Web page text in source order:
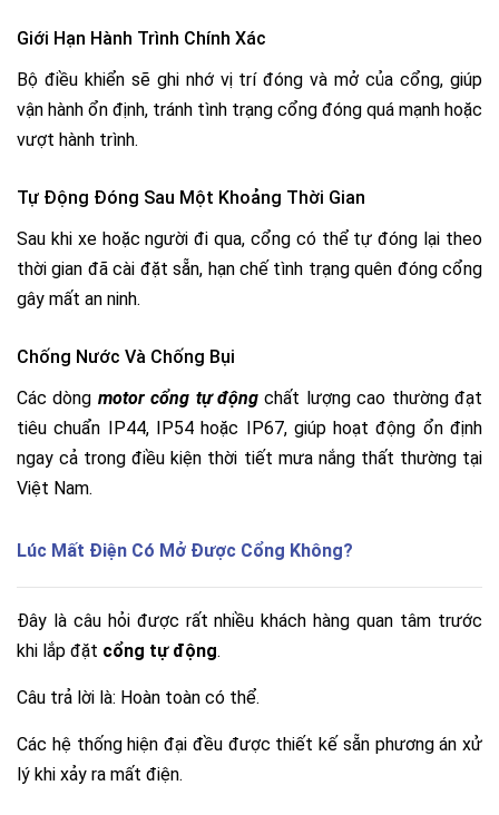
Giới Hạn Hành Trình Chính Xác
Bộ điều khiển sẽ ghi nhớ vị trí đóng và mở của cổng, giúp
vận hành ổn định, tránh tình trạng cổng đóng quá mạnh hoặc
vượt hành trình.
Tự Động Đóng Sau Một Khoảng Thời Gian
Sau khi xe hoặc người đi qua, cổng có thể tự đóng lại theo
thời gian đã cài đặt sẵn, hạn chế tình trạng quên đóng cổng
gây mất an ninh.
Chống Nước Và Chống Bụi
Các dòng motor cổng tự động chất lượng cao thường đạt
tiêu chuẩn IP44, IP54 hoặc IP67, giúp hoạt động ổn định
ngay cả trong điều kiện thời tiết mưa nắng thất thường tại
Việt Nam.
Lúc Mất Điện Có Mở Được Cổng Không?
Đây là câu hỏi được rất nhiều khách hàng quan tâm trước
khi lắp đặt cổng tự động.
Câu trả lời là: Hoàn toàn có thể.
Các hệ thống hiện đại đều được thiết kế sẵn phương án xử
lý khi xảy ra mất điện.